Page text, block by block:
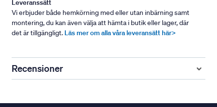
Leveranssätt
Vi erbjuder både hemkörning med eller utan inbärning samt
montering, du kan även välja att hämta i butik eller lager, där
det är tillgängligt. Läs mer om alla våra leveransätt här>
Recensioner